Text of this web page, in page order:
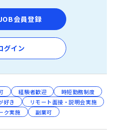
会員登録
グイン
経験者歓迎
時短勤務制度
好き
リモート面接・説明会実施
ク実施
副業可